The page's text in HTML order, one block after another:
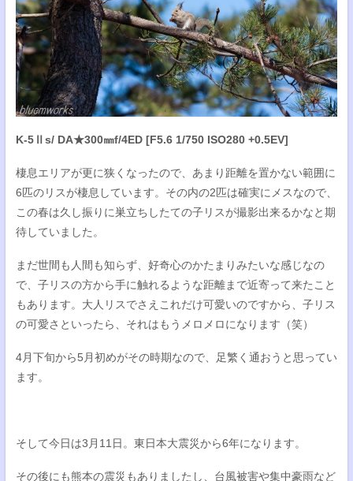
K-5Ⅱs/ DA★300㎜f/4ED [F5.6 1/750 ISO280 +0.5EV]
棲息エリアが更に狭くなったので、あまり距離を置かない範囲に
6匹のリスが棲息しています。その内の2匹は確実にメスなので、
この春は久し振りに巣立ちしたての子リスが撮影出来るかなと期
待していました。
まだ世間も人間も知らず、好奇心のかたまりみたいな感じなの
で、子リスの方から手に触れるような距離まで近寄って来たこと
もあります。大人リスでさえこれだけ可愛いのですから、子リス
の可愛さといったら、それはもうメロメロになります（笑）
4月下旬から5月初めがその時期なので、足繁く通おうと思ってい
ます。
そして今日は3月11日。東日本大震災から6年になります。
その後にも熊本の震災もありましたし、台風被害や集中豪雨など